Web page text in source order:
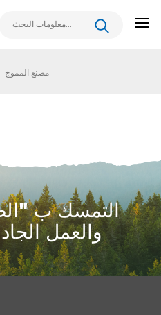
مصنع المموج
التمسك ب
والعمل